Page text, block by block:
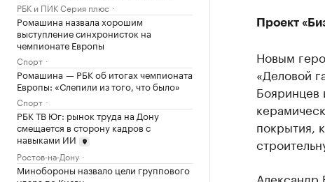
РБК и ПИК Серия плюс
Ромашина назвала хорошим
выступление синхронисток на
чемпионате Европы
Спорт
Ромашина — РБК об итогах чемпионата
Европы: «Слепили из того, что было»
Спорт
РБК ТВ Юг: рынок труда на Дону
смещается в сторону кадров с
навыками ИИ
Ростов-на-Дону
Минобороны назвало цели группового
Проект
Новым
«Деловой
Бояринцев
покрытия,
Александр